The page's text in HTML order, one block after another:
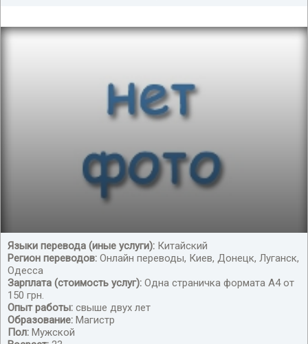
Любая тема
Языки перевода (иные услуги): Китайский
Регион переводов: Онлайн переводы, Киев, Донецк, Луганск,
Одесса
Зарплата (стоимость услуг): Одна страничка формата А4 от
150 грн.
Опыт работы: свыше двух лет
Образование: Магистр
Пол: Мужской